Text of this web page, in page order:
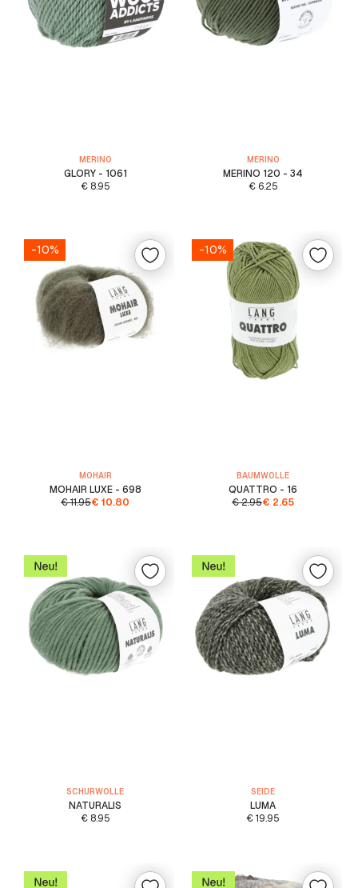
MERINO
GLORY - 1061
€8.95
MERINO
MERINO 120 - 34
€6.25
-10%
MOHAIR
MOHAIR LUXE - 698
€11.95€ 10.80
-10%
BAUMWOLLE
QUATTRO - 16
€2.95€ 2.65
SCHURWOLLE
NATURALIS
€8.95
SEIDE
LUMA
€19.95